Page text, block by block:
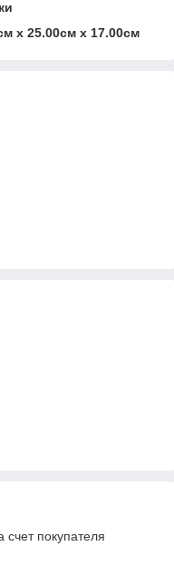
х 25.00см х 17.00см
счет покупателя